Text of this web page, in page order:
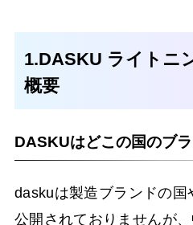
1.DASKU ライトニ
概要
DASKUはどこの国のブラ
daskuは製造ブランドの国
公開されておりませんが